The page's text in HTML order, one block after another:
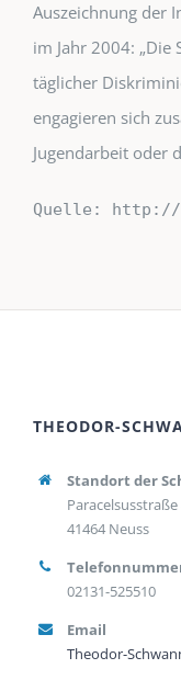
Auszeichnung der
im Jahr 2004: „Die
täglicher
engagieren sich
Jugendarbeit oder
Quelle: http://
THEODOR-
Standort der
Paracelsusstraße
41464 Neuss
02131-525510
Email
Theodor-